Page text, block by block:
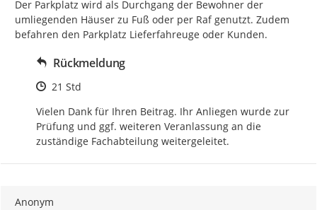
Der Parkplatz wird als Durchgang der Bewohner der
umliegenden Häuser zu Fuß oder per Raf genutzt. Zudem
befahren den Parkplatz Lieferfahreuge oder Kunden.
Rückmeldung
Zeitpunkt des Erstellens
21 Std
Vielen Dank für Ihren Beitrag. Ihr Anliegen wurde zur
Prüfung und ggf. weiteren Veranlassung an die
zuständige Fachabteilung weitergeleitet.
Anonym